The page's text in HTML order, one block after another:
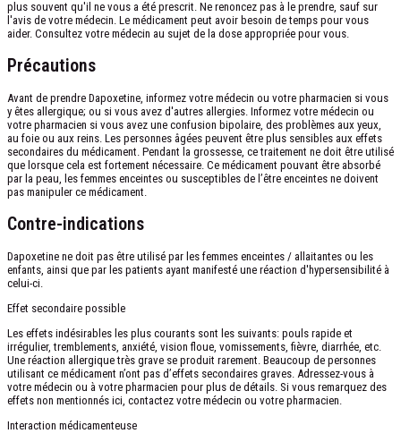
plus souvent qu'il ne vous a été prescrit. Ne renoncez pas à le prendre, sauf sur
l'avis de votre médecin. Le médicament peut avoir besoin de temps pour vous
aider. Consultez votre médecin au sujet de la dose appropriée pour vous.
Précautions
Avant de prendre Dapoxetine, informez votre médecin ou votre pharmacien si vous
y êtes allergique; ou si vous avez d'autres allergies. Informez votre médecin ou
votre pharmacien si vous avez une confusion bipolaire, des problèmes aux yeux,
au foie ou aux reins. Les personnes âgées peuvent être plus sensibles aux effets
secondaires du médicament. Pendant la grossesse, ce traitement ne doit être utilisé
que lorsque cela est fortement nécessaire. Ce médicament pouvant être absorbé
par la peau, les femmes enceintes ou susceptibles de l’être enceintes ne doivent
pas manipuler ce médicament.
Contre-indications
Dapoxetine ne doit pas être utilisé par les femmes enceintes / allaitantes ou les
enfants, ainsi que par les patients ayant manifesté une réaction d'hypersensibilité à
celui-ci.
Effet secondaire possible
Les effets indésirables les plus courants sont les suivants: pouls rapide et
irrégulier, tremblements, anxiété, vision floue, vomissements, fièvre, diarrhée, etc.
Une réaction allergique très grave se produit rarement. Beaucoup de personnes
utilisant ce médicament n’ont pas d’effets secondaires graves. Adressez-vous à
votre médecin ou à votre pharmacien pour plus de détails. Si vous remarquez des
effets non mentionnés ici, contactez votre médecin ou votre pharmacien.
Interaction médicamenteuse